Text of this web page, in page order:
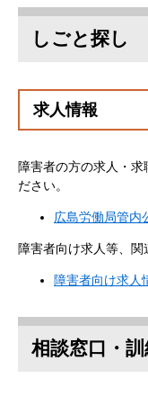
しごと探し
​求人情報
障害者の方の求人・求
ださい。
広島労働局管内
障害者向け求人等、関
障害者向け求人
相談窓口・